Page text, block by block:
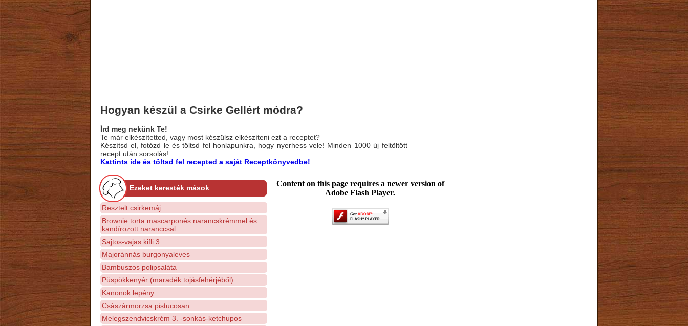
Hogyan készül a Csirke Gellért módra?
Írd meg nekünk Te!
Te már elkészítetted, vagy most készülsz elkészíteni ezt a receptet?
Készítsd el, fotózd le és töltsd fel honlapunkra, hogy nyerhess vele! Minden 1000 új feltöltött
recept után sorsolás!
Kattints ide és töltsd fel recepted a saját Receptkönyvedbe!
Ezeket keresték mások
Resztelt csirkemáj
Brownie torta mascarponés narancskrémmel és
kandírozott naranccsal
Sajtos-vajas kifli 3.
Majoránnás burgonyaleves
Bambuszos polipsaláta
Püspökkenyér (maradék tojásfehérjéből)
Kanonok lepény
Császármorzsa pistucosan
Melegszendvicskrém 3. -sonkás-ketchupos
Content on this page requires a newer version of
Adobe Flash Player.